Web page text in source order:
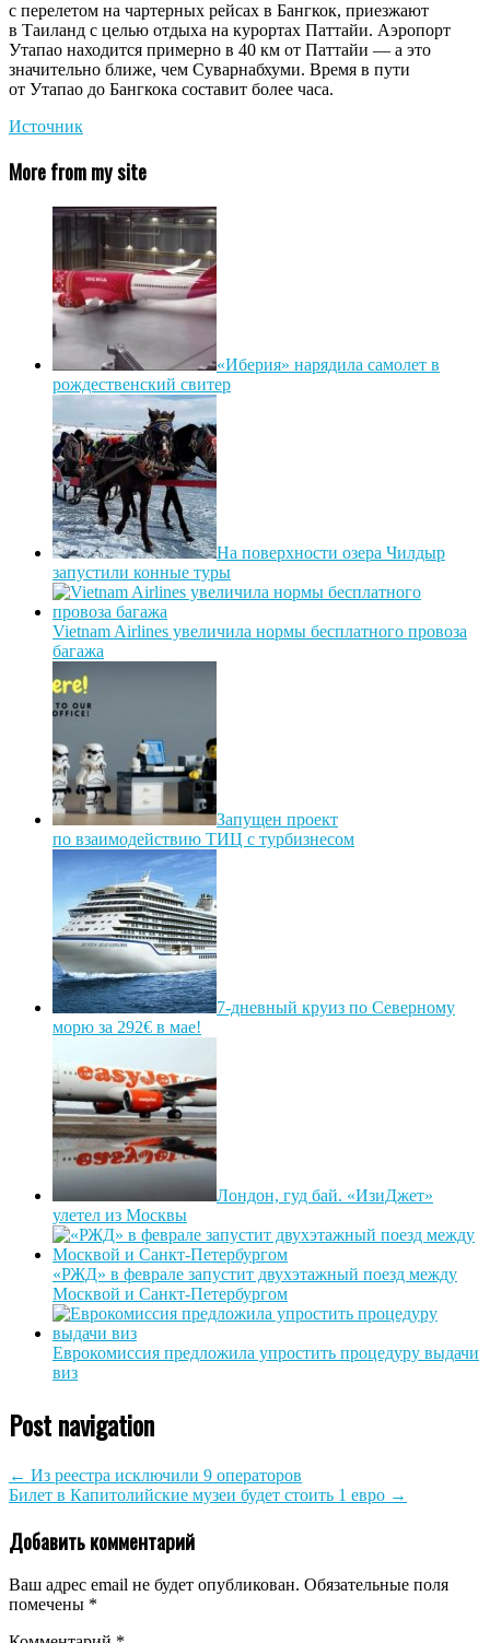
с перелетом на чартерных рейсах в Бангкок, приезжают
в Таиланд с целью отдыха на курортах Паттайи. Аэропорт
Утапао находится примерно в 40 км от Паттайи — а это
значительно ближе, чем Суварнабхуми. Время в пути
от Утапао до Бангкока составит более часа.
Источник
More from my site
«Иберия» нарядила самолет в
рождественский свитер
На поверхности озера Чилдыр
запустили конные туры
Vietnam Airlines увеличила нормы бесплатного провоза
багажа
Запущен проект
по взаимодействию ТИЦ с турбизнесом
7-дневный круиз по Северному
морю за 292€ в мае!
Лондон, гуд бай. «ИзиДжет»
улетел из Москвы
«РЖД» в феврале запустит двухэтажный поезд между
Москвой и Санкт-Петербургом
Еврокомиссия предложила упростить процедуру выдачи
виз
Post navigation
← Из реестра исключили 9 операторов
Билет в Капитолийские музеи будет стоить 1 евро →
Добавить комментарий
Ваш адрес email не будет опубликован. Обязательные поля
помечены *